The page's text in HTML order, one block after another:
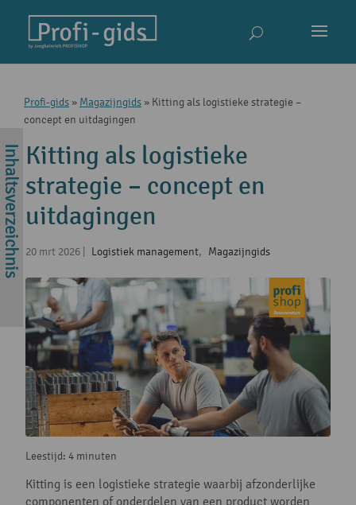
Profi-gids » Magazijngids » Kitting als logistieke strategie –
concept en uitdagingen
Kitting als logistieke
strategie – concept en
uitdagingen
20 mrt 2026 Logistiek management, Magazijngids
Leestijd: 4 minuten
Kitting is een logistieke strategie waarbij afzonderlijke
componenten of onderdelen van een product worden